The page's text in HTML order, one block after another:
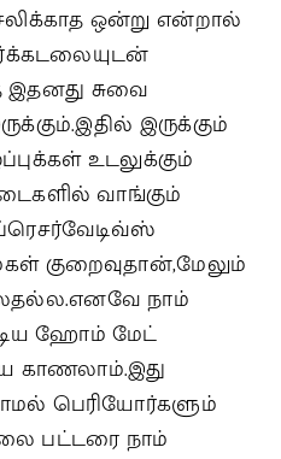
ஒன்று என்றால்
இதனது சுவை
இருக்கும்
உடலுக்கும்
வாங்கும்
குறைவுதான்,மேலும்
நாம்
ஹோம் மேட்
காணலாம்.இது
பெரியோர்களும்
பட்டரை நாம்